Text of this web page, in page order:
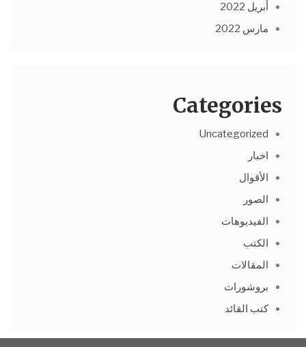
أبريل 2022
مارس 2022
Categories
Uncategorized
اخبار
الأقوال
الصور
الفيديوهات
الكتب
المقالات
بروشورات
كتب القائد